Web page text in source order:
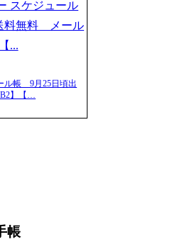
ル帳 9月25日頃出
】【…
帳